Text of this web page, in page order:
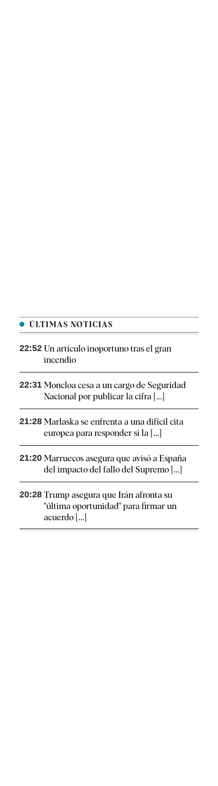
ÚLTIMAS NOTICIAS
22:52 Un artículo inoportuno tras el gran
incendio
22:31 Moncloa cesa a un cargo de Seguridad
Nacional por publicar la cifra [...]
21:28 Marlaska se enfrenta a una difícil cita
europea para responder si la [...]
21:20 Marruecos asegura que avisó a España
del impacto del fallo del Supremo [...]
20:28 Trump asegura que Irán afronta su
"última oportunidad" para firmar un
acuerdo [...]